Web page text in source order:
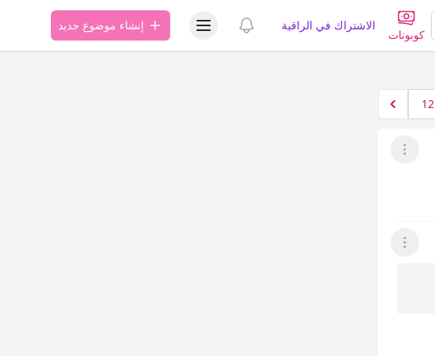
كوبونات
الاشتراك في الراقية عرض الإشعاراتعرض قائمة المستخدمإنشاء موضوع جديد
12
عرض القائمة
عرض القائمة